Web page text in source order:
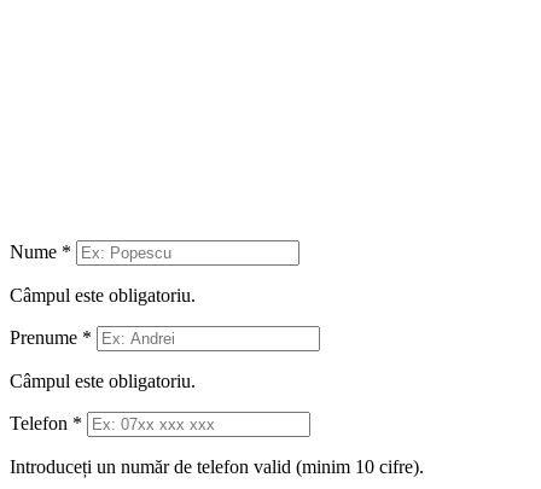
Nume *
Câmpul este obligatoriu.
Prenume *
Câmpul este obligatoriu.
Telefon *
Introduceți un număr de telefon valid (minim 10 cifre).